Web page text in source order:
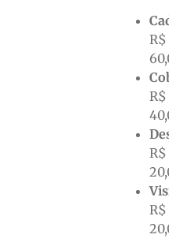
R$
R$
R$
R$